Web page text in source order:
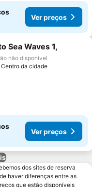
Ver preços
aos favoritos
Sea Waves 1,
não disponível
Centro da cidade
Ver preços
dos sites de reserva
haver diferenças entre as
que estão disponíveis